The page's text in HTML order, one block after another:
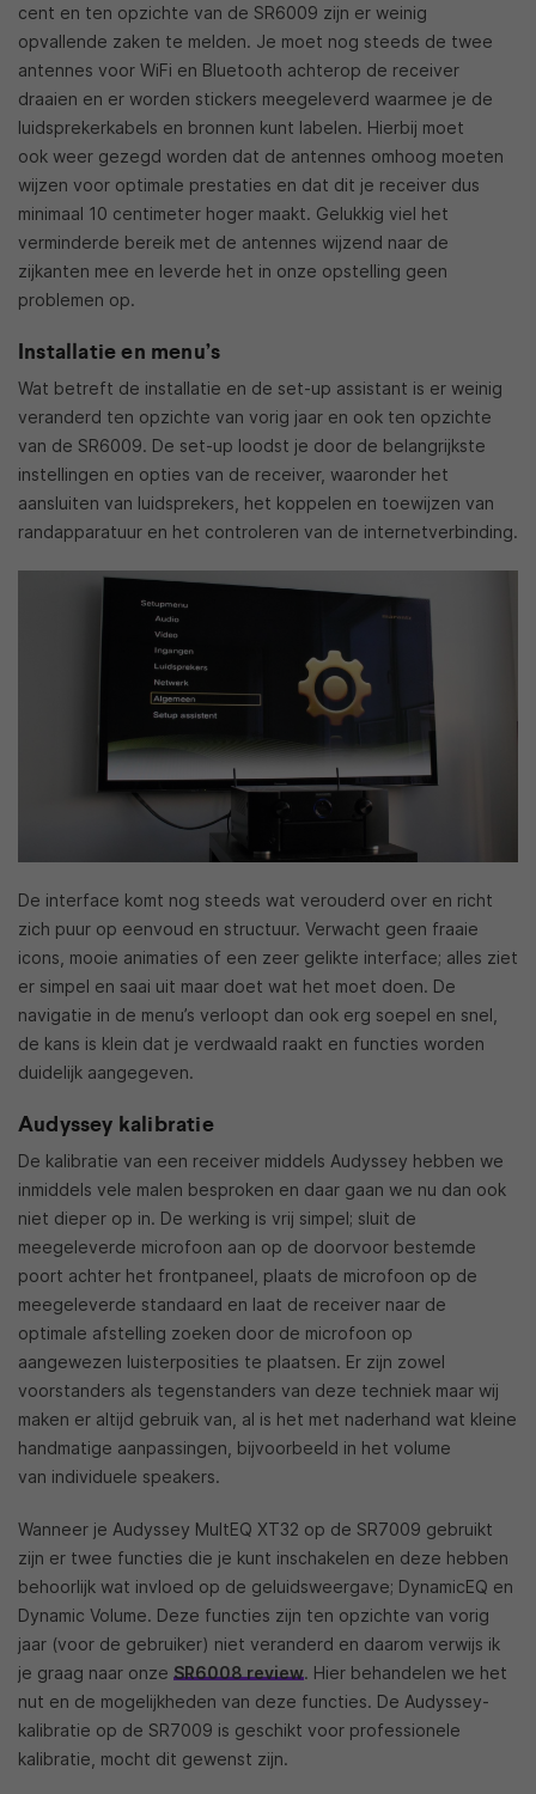
cent en ten opzichte van de SR6009 zijn er weinig
opvallende zaken te melden. Je moet nog steeds de twee
antennes voor WiFi en Bluetooth achterop de receiver
draaien en er worden stickers meegeleverd waarmee je de
luidsprekerkabels en bronnen kunt labelen. Hierbij moet
ook weer gezegd worden dat de antennes omhoog moeten
wijzen voor optimale prestaties en dat dit je receiver dus
minimaal 10 centimeter hoger maakt. Gelukkig viel het
verminderde bereik met de antennes wijzend naar de
zijkanten mee en leverde het in onze opstelling geen
problemen op.
Installatie en menu’s
Wat betreft de installatie en de set-up assistant is er weinig
veranderd ten opzichte van vorig jaar en ook ten opzichte
van de SR6009. De set-up loodst je door de belangrijkste
instellingen en opties van de receiver, waaronder het
aansluiten van luidsprekers, het koppelen en toewijzen van
randapparatuur en het controleren van de internetverbinding.
De interface komt nog steeds wat verouderd over en richt
zich puur op eenvoud en structuur. Verwacht geen fraaie
icons, mooie animaties of een zeer gelikte interface; alles ziet
er simpel en saai uit maar doet wat het moet doen. De
navigatie in de menu’s verloopt dan ook erg soepel en snel,
de kans is klein dat je verdwaald raakt en functies worden
duidelijk aangegeven.
Audyssey kalibratie
De kalibratie van een receiver middels Audyssey hebben we
inmiddels vele malen besproken en daar gaan we nu dan ook
niet dieper op in. De werking is vrij simpel; sluit de
meegeleverde microfoon aan op de doorvoor bestemde
poort achter het frontpaneel, plaats de microfoon op de
meegeleverde standaard en laat de receiver naar de
optimale afstelling zoeken door de microfoon op
aangewezen luisterposities te plaatsen. Er zijn zowel
voorstanders als tegenstanders van deze techniek maar wij
maken er altijd gebruik van, al is het met naderhand wat kleine
handmatige aanpassingen, bijvoorbeeld in het volume
van individuele speakers.
Wanneer je Audyssey MultEQ XT32 op de SR7009 gebruikt
zijn er twee functies die je kunt inschakelen en deze hebben
behoorlijk wat invloed op de geluidsweergave; DynamicEQ en
Dynamic Volume. Deze functies zijn ten opzichte van vorig
jaar (voor de gebruiker) niet veranderd en daarom verwijs ik
je graag naar onze SR6008 review. Hier behandelen we het
nut en de mogelijkheden van deze functies. De Audyssey-
kalibratie op de SR7009 is geschikt voor professionele
kalibratie, mocht dit gewenst zijn.